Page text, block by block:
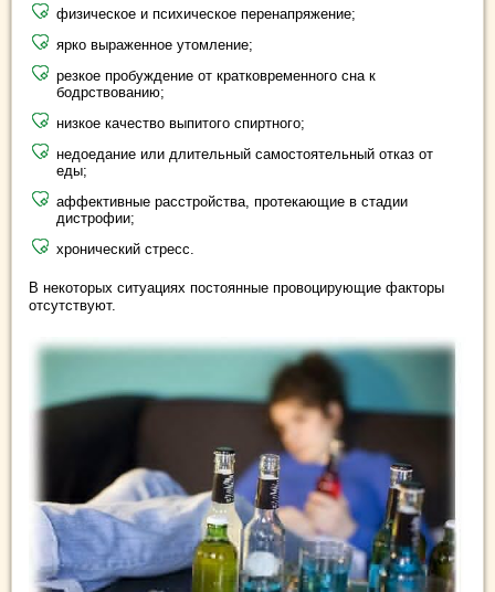
физическое и психическое перенапряжение;
ярко выраженное утомление;
резкое пробуждение от кратковременного сна к
бодрствованию;
низкое качество выпитого спиртного;
недоедание или длительный самостоятельный отказ от
еды;
аффективные расстройства, протекающие в стадии
дистрофии;
хронический стресс.
В некоторых ситуациях постоянные провоцирующие факторы
отсутствуют.